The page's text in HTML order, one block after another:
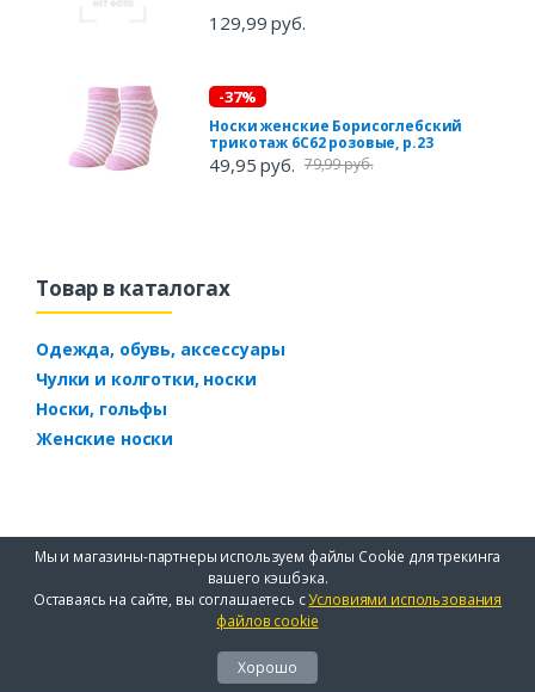
129,99 руб.
-37%
Носки женские Борисоглебский
трикотаж 6С62 розовые, р.23
49,95 руб. 79,99 руб.
Товар в каталогах
Одежда, обувь, аксессуары
Чулки и колготки, носки
Носки, гольфы
Женские носки
Мы и магазины-партнеры используем файлы Cookie для трекинга
вашего кэшбэка.
Оставаясь на сайте, вы соглашаетесь сУсловиями использования
файлов cookie
Хорошо